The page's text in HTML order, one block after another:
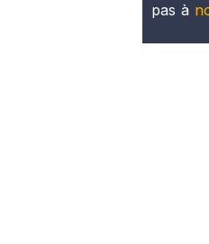
pas à